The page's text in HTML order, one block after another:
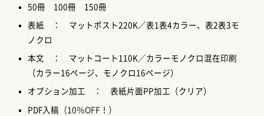
50冊 100冊 150冊
表紙 ： マットポスト220K／表1表4カラー、表2表3モ
ノクロ
本文 ： マットコート110K／カラーモノクロ混在印刷
（カラー16ページ、モノクロ16ページ）
オプション加工 ： 表紙片面PP加工（クリア）
PDF入稿 （10％OFF！）